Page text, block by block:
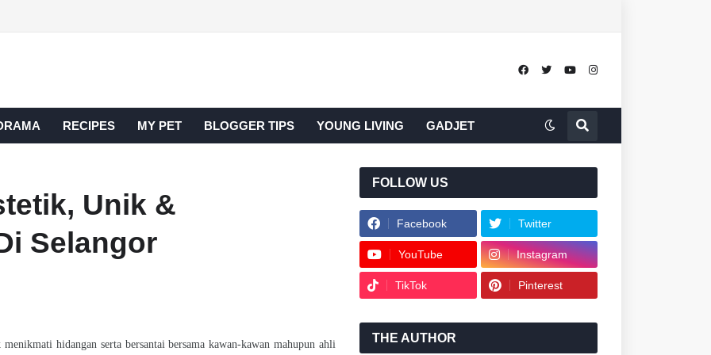
RECIPES MY PET BLOGGER TIPS YOUNG LIVING GADJET
Unik &
Selangor
hidangan serta bersantai bersama kawan-kawan mahupun ahli
FOLLOW US
Facebook Twitter
YouTube Instagram
TikTok Pinterest
THE AUTHOR